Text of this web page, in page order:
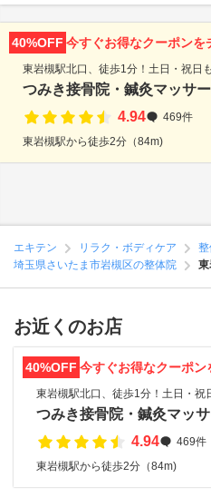
40%OFF 今すぐお得なクーポンを
東岩槻駅北口、徒歩1分！土日・祝日
つみき接骨院・鍼灸マッサ
4.94
469件
東岩槻駅から徒歩2分（84m)
エキテン リラク・ボディケア
埼玉県さいたま市岩槻区の整体院
お近くのお店
40%OFF 今すぐお得なクーポン
東岩槻駅北口、徒歩1分！土日・祝
つみき接骨院・鍼灸マッ
4.94
469件
東岩槻駅から徒歩2分（84m)